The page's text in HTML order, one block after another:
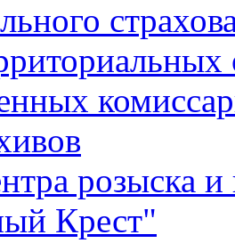
розыска
Крест"